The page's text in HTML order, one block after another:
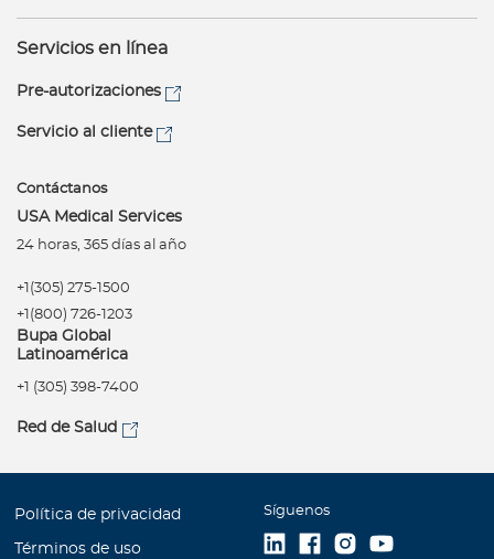
Servicios en línea
Pre-autorizaciones
Servicio al cliente
Contáctanos
USA Medical Services
24 horas, 365 días al año
+1(305) 275-1500
+1(800) 726-1203
Bupa Global
Latinoamérica
+1 (305) 398-7400
Red de Salud
Política de privacidad
Términos de uso
Síguenos